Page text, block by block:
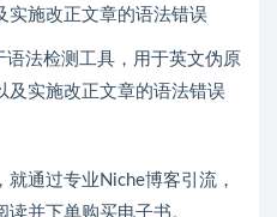
实施改正文章的语法错误
语法检测工具，用于英文伪原
及实施改正文章的语法错误
通过专业Niche博客引流，
并下单购买电子书。